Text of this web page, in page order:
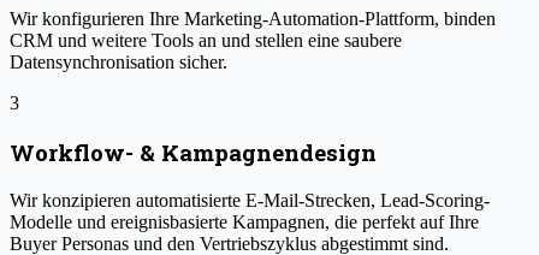
Wir konfigurieren Ihre Marketing-Automation-Plattform, binden
CRM und weitere Tools an und stellen eine saubere
Datensynchronisation sicher.
3
Workflow- & Kampagnendesign
Wir konzipieren automatisierte E-Mail-Strecken, Lead-Scoring-
Modelle und ereignisbasierte Kampagnen, die perfekt auf Ihre
Buyer Personas und den Vertriebszyklus abgestimmt sind.